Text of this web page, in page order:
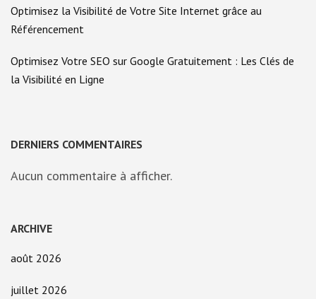
Optimisez la Visibilité de Votre Site Internet grâce au
Référencement
Optimisez Votre SEO sur Google Gratuitement : Les Clés de
la Visibilité en Ligne
DERNIERS COMMENTAIRES
Aucun commentaire à afficher.
ARCHIVE
août 2026
juillet 2026